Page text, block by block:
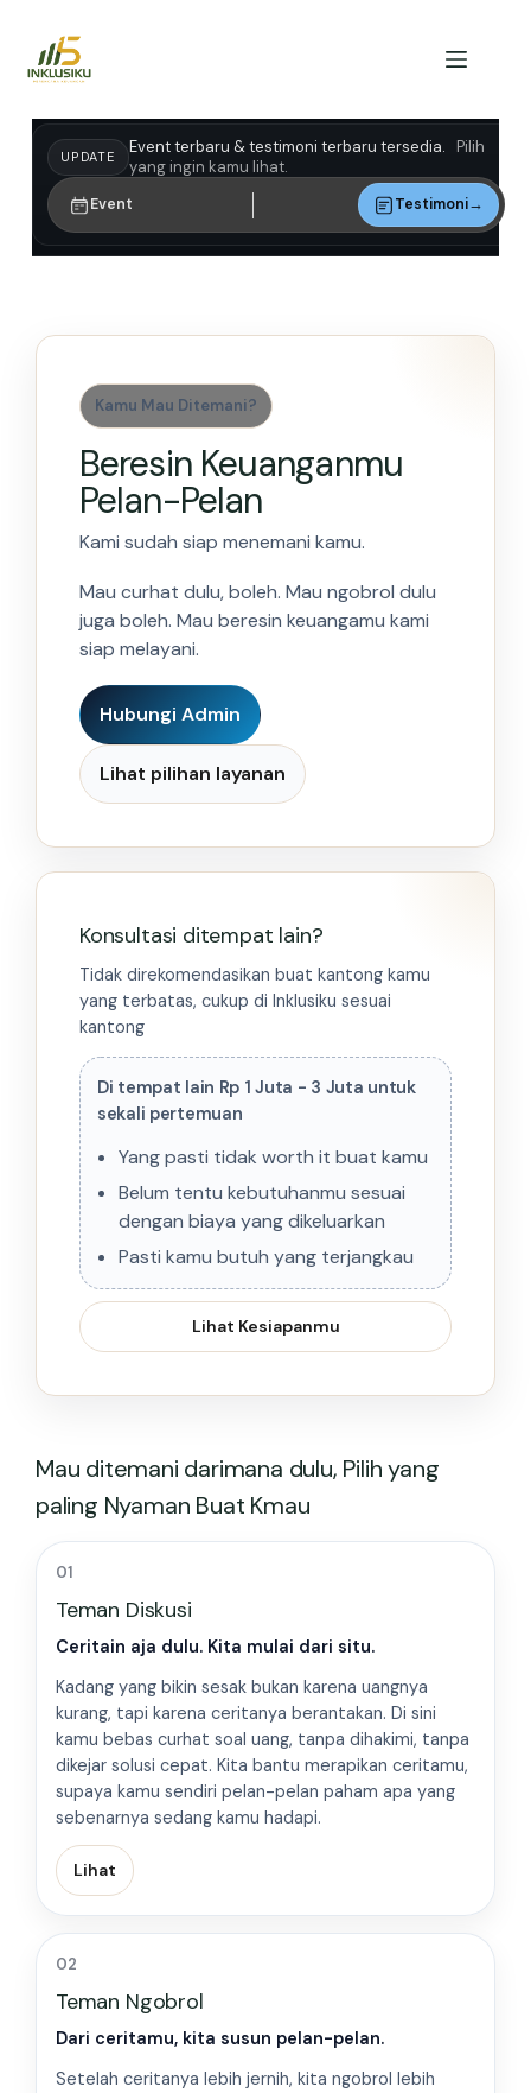
Layanan
UPDATE Event terbaru & testimoni terbaru tersedia.
Pilih
yang ingin kamu lihat.
Event Testimoni→
Kamu Mau Ditemani?
Beresin Keuanganmu
Pelan-Pelan
Kami sudah siap menemani kamu.
Mau curhat dulu, boleh. Mau ngobrol dulu
juga boleh. Mau beresin keuangamu kami
siap melayani.
Hubungi Admin
Lihat pilihan layanan
Konsultasi ditempat lain?
Tidak direkomendasikan buat kantong kamu
yang terbatas, cukup di Inklusiku sesuai
kantong
Di tempat lain Rp 1 Juta - 3 Juta untuk
sekali pertemuan
Yang pasti tidak worth it buat kamu
Belum tentu kebutuhanmu sesuai
dengan biaya yang dikeluarkan
Pasti kamu butuh yang terjangkau
Lihat Kesiapanmu
Mau ditemani darimana dulu, Pilih yang
paling Nyaman Buat Kmau
01
Teman Diskusi
Ceritain aja dulu. Kita mulai dari situ.
Kadang yang bikin sesak bukan karena uangnya
kurang, tapi karena ceritanya berantakan. Di sini
kamu bebas curhat soal uang, tanpa dihakimi, tanpa
dikejar solusi cepat. Kita bantu merapikan ceritamu,
supaya kamu sendiri pelan-pelan paham apa yang
sebenarnya sedang kamu hadapi.
Lihat
02
Teman Ngobrol
Dari ceritamu, kita susun pelan-pelan.
Setelah ceritanya lebih jernih, kita ngobrol lebih